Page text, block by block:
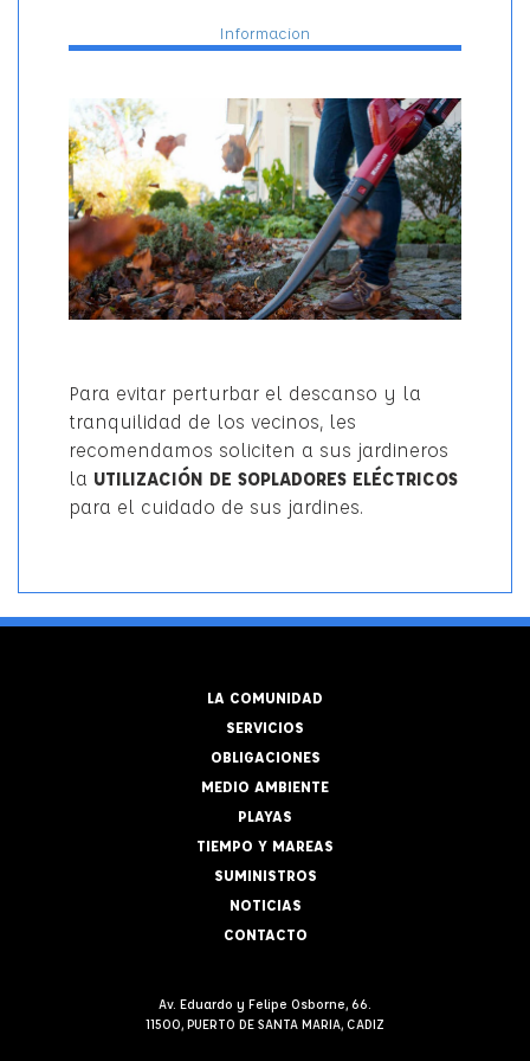
Informacion
Para evitar perturbar el descanso y la
tranquilidad de los vecinos, les
recomendamos soliciten a sus jardineros
la UTILIZACIÓN DE SOPLADORES ELÉCTRICOS
para el cuidado de sus jardines.
LA COMUNIDAD
SERVICIOS
OBLIGACIONES
MEDIO AMBIENTE
PLAYAS
TIEMPO Y MAREAS
SUMINISTROS
NOTICIAS
CONTACTO
Av. Eduardo y Felipe Osborne, 66.
11500, PUERTO DE SANTA MARIA, CADIZ